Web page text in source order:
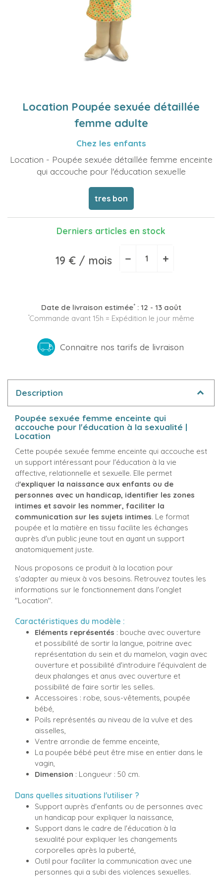
Location Poupée sexuée détaillée
femme adulte
Chez les enfants
Location - Poupée sexuée détaillée femme enceinte
qui accouche pour l'éducation sexuelle
tres bon
Derniers articles en stock
19 € / mois − +
Date de livraison estimée*: 12 - 13 août
*Commande avant 15h = Expédition le jour même
Connaitre nos tarifs de livraison
Description
Poupée sexuée femme enceinte qui
accouche pour l'éducation à la sexualité |
Location
Cette poupée sexuée femme enceinte qui accouche est
un support intéressant pour l'éducation à la vie
affective, relationnelle et sexuelle. Elle permet
d'expliquer la naissance aux enfants ou de
personnes avec un handicap, identifier les zones
intimes et savoir les nommer, faciliter la
communication sur les sujets intimes. Le format
poupée et la matière en tissu facilite les échanges
auprès d'un public jeune tout en ayant un support
anatomiquement juste.
Nous proposons ce produit à la location pour
s'adapter au mieux à vos besoins. Retrouvez toutes les
informations sur le fonctionnement dans l'onglet
"Location".
Caractéristiques du modèle :
Eléments représentés : bouche avec ouverture
et possibilité de sortir la langue, poitrine avec
représentation du sein et du mamelon, vagin avec
ouverture et possibilité d'introduire l'équivalent de
deux phalanges et anus avec ouverture et
possibilité de faire sortir les selles.
Accessoires : robe, sous-vêtements, poupée
bébé,
Poils représentés au niveau de la vulve et des
aisselles,
Ventre arrondie de femme enceinte,
La poupée bébé peut être mise en entier dans le
vagin,
Dimension : Longueur : 50 cm.
Dans quelles situations l'utiliser ?
Support auprès d'enfants ou de personnes avec
un handicap pour expliquer la naissance,
Support dans le cadre de l'éducation à la
sexualité pour expliquer les changements
corporelles après la puberté,
Outil pour faciliter la communication avec une
personnes qui a subi des violences sexuelles.